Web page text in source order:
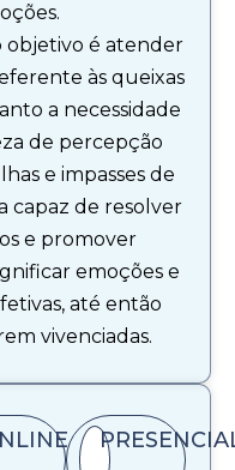
objetivo é atender
às queixas
a necessidade
de percepção
e impasses de
capaz de resolver
e promover
emoções e
até então
vivenciadas.